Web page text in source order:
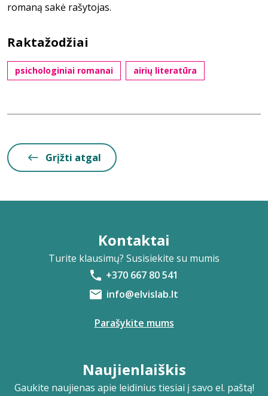
romaną sakė rašytojas.
Raktažodžiai
psichologiniai romanai airių literatūra
Grįžti atgal
Kontaktai
Turite klausimų? Susisiekite su mumis
+370 667 80 541
info@elvislab.lt
Parašykite mums
Naujienlaiškis
Gaukite naujienas apie leidinius tiesiai į savo el. paštą!